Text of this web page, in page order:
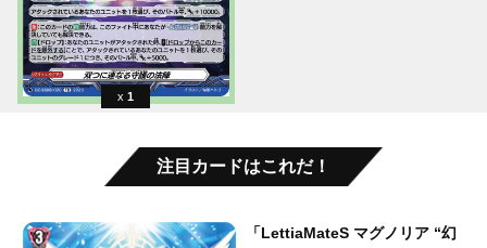
1
注目カードはこれだ！
「LettiaMateS マグノリア “幻